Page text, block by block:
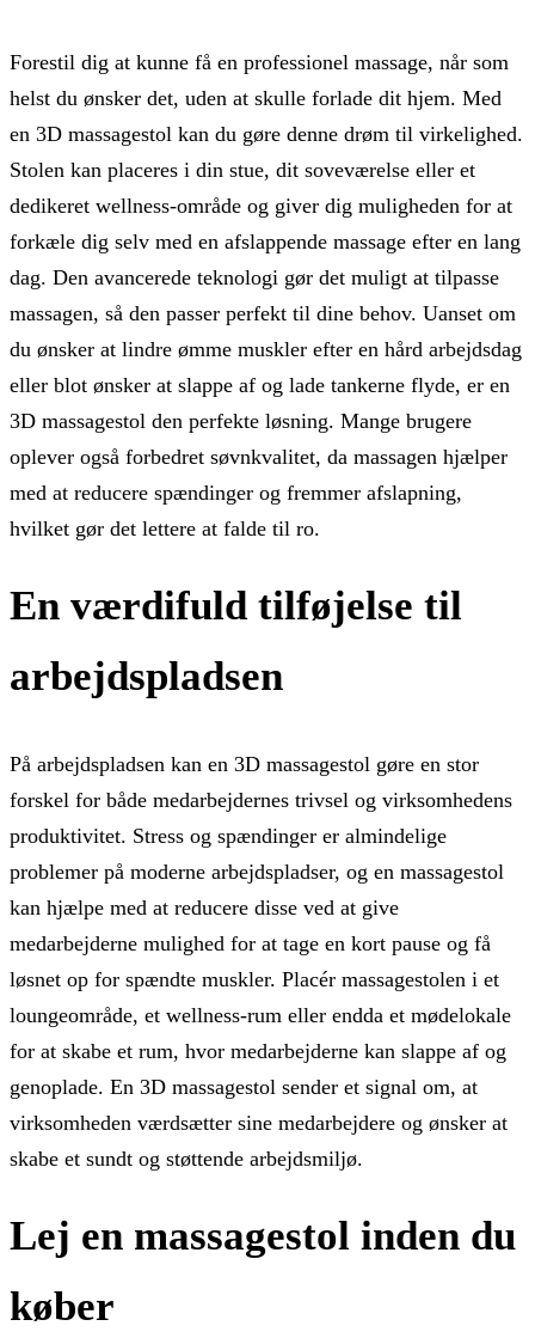
Forestil dig at kunne få en professionel massage, når som
helst du ønsker det, uden at skulle forlade dit hjem. Med
en 3D massagestol kan du gøre denne drøm til virkelighed.
Stolen kan placeres i din stue, dit soveværelse eller et
dedikeret wellness-område og giver dig muligheden for at
forkæle dig selv med en afslappende massage efter en lang
dag. Den avancerede teknologi gør det muligt at tilpasse
massagen, så den passer perfekt til dine behov. Uanset om
du ønsker at lindre ømme muskler efter en hård arbejdsdag
eller blot ønsker at slappe af og lade tankerne flyde, er en
3D massagestol den perfekte løsning. Mange brugere
oplever også forbedret søvnkvalitet, da massagen hjælper
med at reducere spændinger og fremmer afslapning,
hvilket gør det lettere at falde til ro.
En værdifuld tilføjelse til
arbejdspladsen
På arbejdspladsen kan en 3D massagestol gøre en stor
forskel for både medarbejdernes trivsel og virksomhedens
produktivitet. Stress og spændinger er almindelige
problemer på moderne arbejdspladser, og en massagestol
kan hjælpe med at reducere disse ved at give
medarbejderne mulighed for at tage en kort pause og få
løsnet op for spændte muskler. Placér massagestolen i et
loungeområde, et wellness-rum eller endda et mødelokale
for at skabe et rum, hvor medarbejderne kan slappe af og
genoplade. En 3D massagestol sender et signal om, at
virksomheden værdsætter sine medarbejdere og ønsker at
skabe et sundt og støttende arbejdsmiljø.
Lej en massagestol inden du
køber